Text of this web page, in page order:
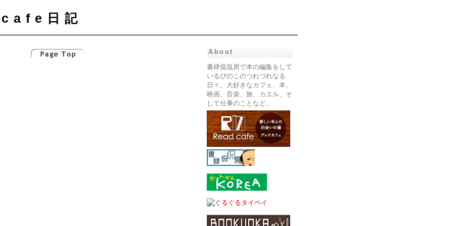
cafe日記
About
書肆侃侃房で本の編集をして
いるぴのこのつれづれなる
日々。大好きなカフェ、本、
映画、音楽、旅、カエル、そ
して仕事のことなど。